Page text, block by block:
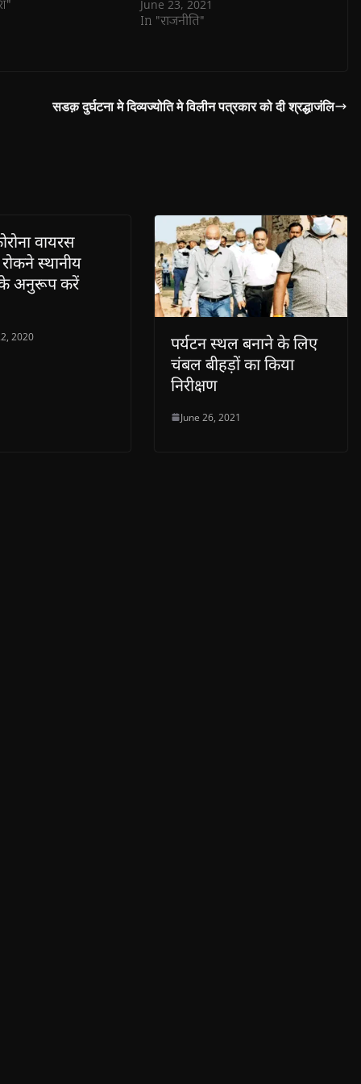
June 23, 2021
In "राजनीति"
सडक़ दुर्घटना मे दिव्यज्योति मे विलीन पत्रकार को दी श्रद्धाजंलि
वायरस
स्थानीय
के अनुरूप करें
2020
पर्यटन स्थल बनाने के लिए
चंबल बीहड़ों का किया
निरीक्षण
June 26, 2021